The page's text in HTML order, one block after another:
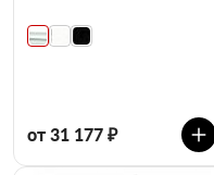
от 31 177 ₽